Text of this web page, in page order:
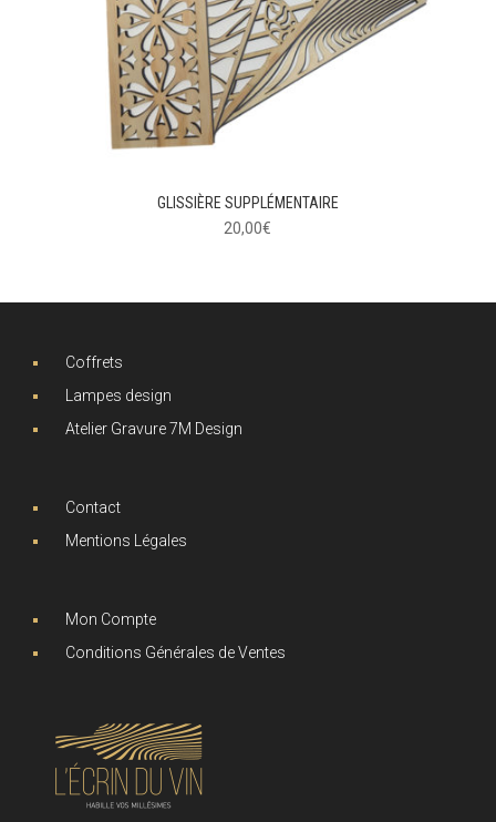
GLISSIÈRE SUPPLÉMENTAIRE
20,00€
Coffrets
Lampes design
Atelier Gravure 7M Design
Contact
Mentions Légales
Mon Compte
Conditions Générales de Ventes